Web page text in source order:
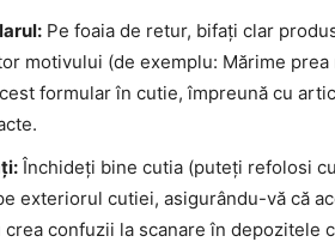
Pe foaia de retur, bifați clar
motivului (de exemplu: Mărime
formular în cutie, împreună cu
Închideți bine cutia (puteți refolosi
exteriorul cutiei, asigurându-vă că
confuzii la scanare în depozitele